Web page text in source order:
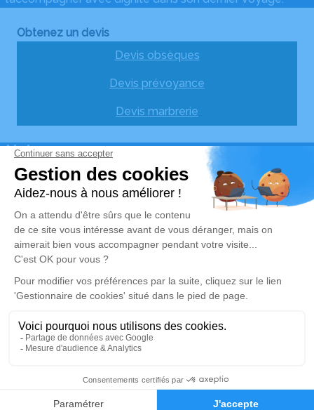
Demande de devis
Obtenez un devis
Devis obsèques
Devis prévoyance
Devis marbrerie
Notre agence
Pompes Funèbres Sigaud-Laury
05 36 37 16 66
162 Rue Neuve – 12290 – Pont-de-Salars
4.8/5 – 33 avis
Nos Services
Monuments funéraires
Demande de rendez-vous
Mentions légales
Politique de traitement des données personnelles
Gestionnaire de cookies
Réalisation et référencement par